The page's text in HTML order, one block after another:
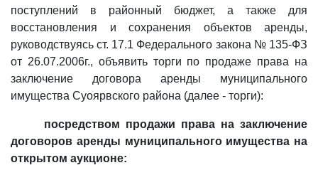
поступлений в районный бюджет, а также для
восстановления и сохранения объектов аренды,
руководствуясь ст. 17.1 Федерального закона № 135-ФЗ
от 26.07.2006г., объявить торги по продаже права на
заключение договора аренды муниципального
имущества Суоярвского района (далее - торги):
посредством продажи права на заключение
договоров аренды муниципального имущества на
открытом аукционе: